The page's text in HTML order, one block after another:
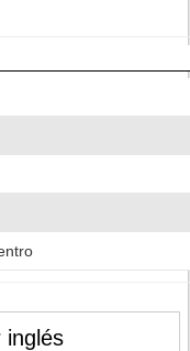
inglés